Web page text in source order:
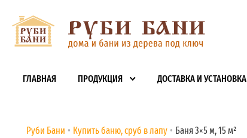
ГЛАВНАЯ ПРОДУКЦИЯ ДОСТАВКА И УСТАНОВКА
Руби Бани Купить баню, сруб в лапу Баня 3×5 м, 15 м²